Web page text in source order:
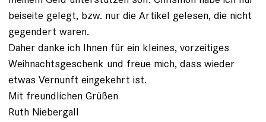
beiseite gelegt, bzw. nur die Artikel gelesen, die nicht
gegendert waren.
Daher danke ich Ihnen für ein kleines, vorzeitiges
Weihnachtsgeschenk und freue mich, dass wieder
etwas Vernunft eingekehrt ist.
Mit freundlichen Grüßen
Ruth Niebergall